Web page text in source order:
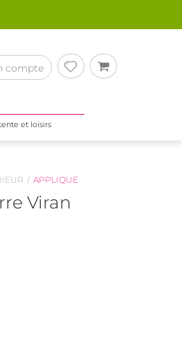
compte
et loisirs
APPLIQUE
Viran